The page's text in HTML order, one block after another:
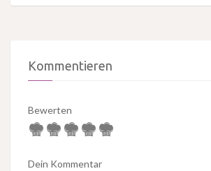
Kommentieren
Bewerten
Dein Kommentar